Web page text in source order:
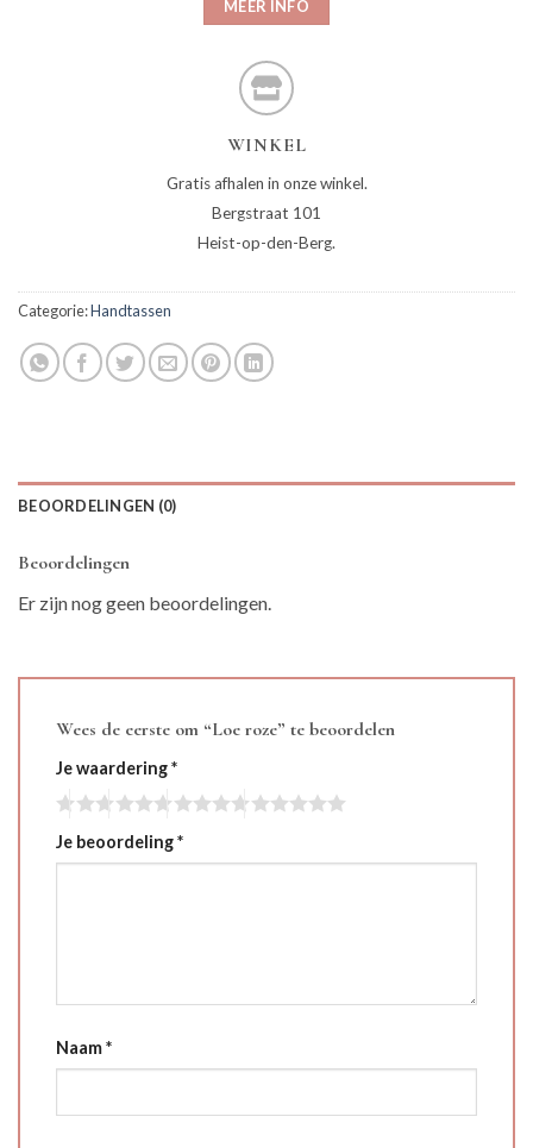
MEER INFO
WINKEL
Gratis afhalen in onze winkel.
Bergstraat 101
Heist-op-den-Berg.
Categorie:Handtassen
BEOORDELINGEN (0)
Beoordelingen
Er zijn nog geen beoordelingen.
Wees de eerste om “Loe roze” te beoordelen
Je waardering*
Je beoordeling*
Naam*